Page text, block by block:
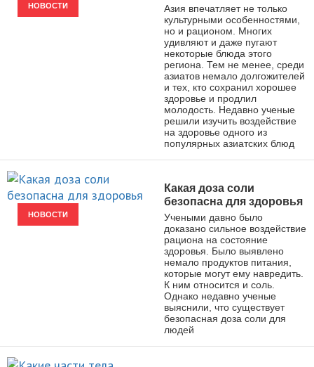
НОВОСТИ
Азия впечатляет не только
культурными особенностями,
но и рационом. Многих
удивляют и даже пугают
некоторые блюда этого
региона. Тем не менее, среди
азиатов немало долгожителей
и тех, кто сохранил хорошее
здоровье и продлил
молодость. Недавно ученые
решили изучить воздействие
на здоровье одного из
популярных азиатских блюд
НОВОСТИ
Какая доза соли
безопасна для здоровья
Учеными давно было
доказано сильное воздействие
рациона на состояние
здоровья. Было выявлено
немало продуктов питания,
которые могут ему навредить.
К ним относится и соль.
Однако недавно ученые
выяснили, что существует
безопасная доза соли для
людей